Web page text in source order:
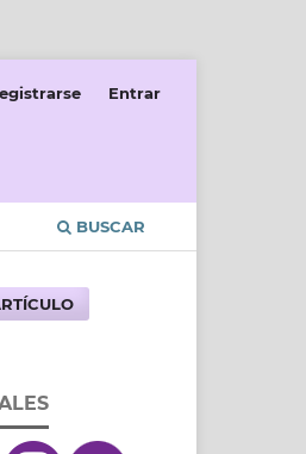
BUSCAR
Entrar